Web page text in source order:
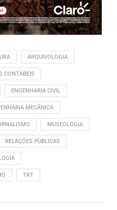
ARQUIVOLOGIA
CONTÁBEIS
ENGENHARIA CIVIL
MECÂNICA
MUSEOLOGIA
RELAÇÕES PÚBLICAS
TRT